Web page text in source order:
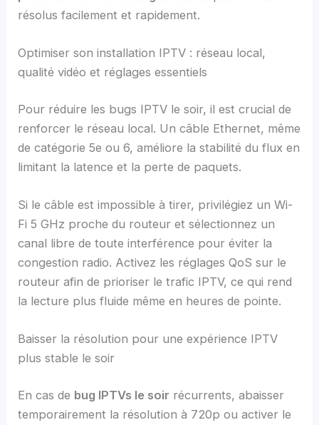
résolus facilement et rapidement.
Optimiser son installation IPTV : réseau local,
qualité vidéo et réglages essentiels
Pour réduire les bugs IPTV le soir, il est crucial de
renforcer le réseau local. Un câble Ethernet, même
de catégorie 5e ou 6, améliore la stabilité du flux en
limitant la latence et la perte de paquets.
Si le câble est impossible à tirer, privilégiez un Wi-
Fi 5 GHz proche du routeur et sélectionnez un
canal libre de toute interférence pour éviter la
congestion radio. Activez les réglages QoS sur le
routeur afin de prioriser le trafic IPTV, ce qui rend
la lecture plus fluide même en heures de pointe.
Baisser la résolution pour une expérience IPTV
plus stable le soir
En cas de bug IPTVs le soir récurrents, abaisser
temporairement la résolution à 720p ou activer le